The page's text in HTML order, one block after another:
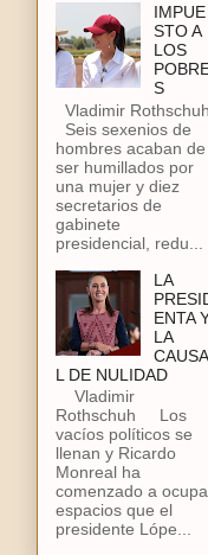
IMPUE
STO A
LOS
S
Vladimir Rothschuh
Seis sexenios de
hombres acaban de
ser humillados por
una mujer y diez
secretarios de
gabinete
presidencial, redu...
LA
ENTA
LA
CAUSA
L DE NULIDAD
Vladimir
Rothschuh Los
vacíos políticos se
llenan y Ricardo
Monreal ha
comenzado a
espacios que el
presidente Lópe...